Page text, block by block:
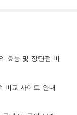
효능 및 장단점 비
비교 사이트 안내